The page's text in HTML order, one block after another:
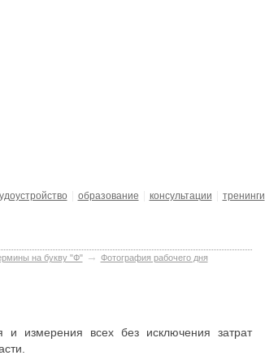
образование консультации тренинги
на букву "Ф"→ Фотография рабочего дня
и измерения всех без исключения затрат